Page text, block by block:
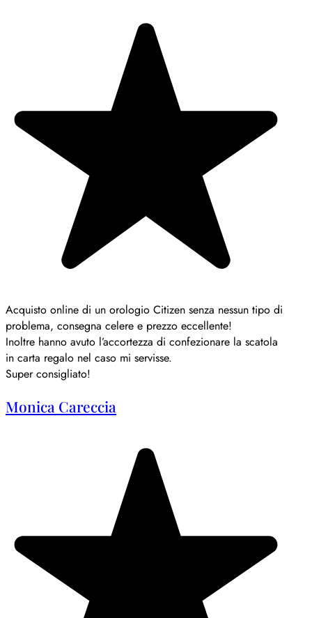
Acquisto online di un orologio Citizen senza nessun tipo di
problema, consegna celere e prezzo eccellente!
Inoltre hanno avuto l’accortezza di confezionare la scatola
in carta regalo nel caso mi servisse.
Super consigliato!
Monica Careccia